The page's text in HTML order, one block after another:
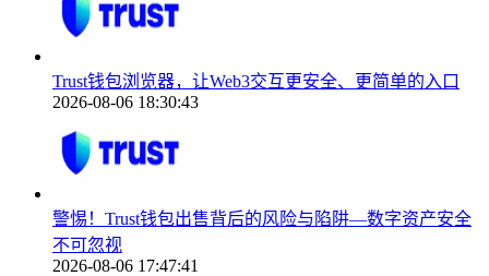
Trust钱包浏览器，让Web3交互更安全、更简单的入口
2026-08-06 18:30:43
警惕！Trust钱包出售背后的风险与陷阱—数字资产安全
不可忽视
2026-08-06 17:47:41